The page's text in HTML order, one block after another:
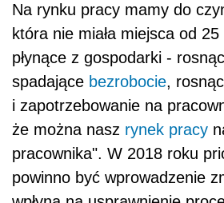
Na rynku pracy mamy do
która nie miała miejsca od
płynące z gospodarki -
spadające bezrobocie,
i zapotrzebowanie na
że można nasz rynek pracy
pracownika". W 2018 roku
powinno być wprowadzenie